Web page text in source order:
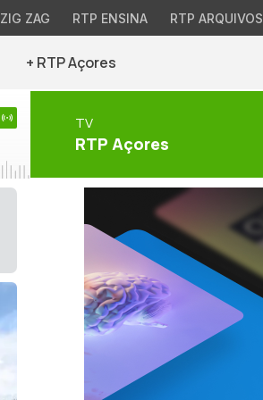
ZAG RTP ENSINA RTP ARQUIVOS
+ RTP Açores
TV
RTP Açores